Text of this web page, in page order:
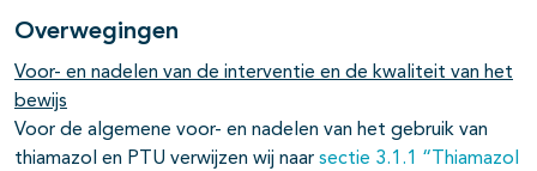
Overwegingen
Voor- en nadelen van de interventie en de kwaliteit van het
bewijs
Voor de algemene voor- en nadelen van het gebruik van
thiamazol en PTU verwijzen wij naar sectie 3.1.1 “Thiamazol